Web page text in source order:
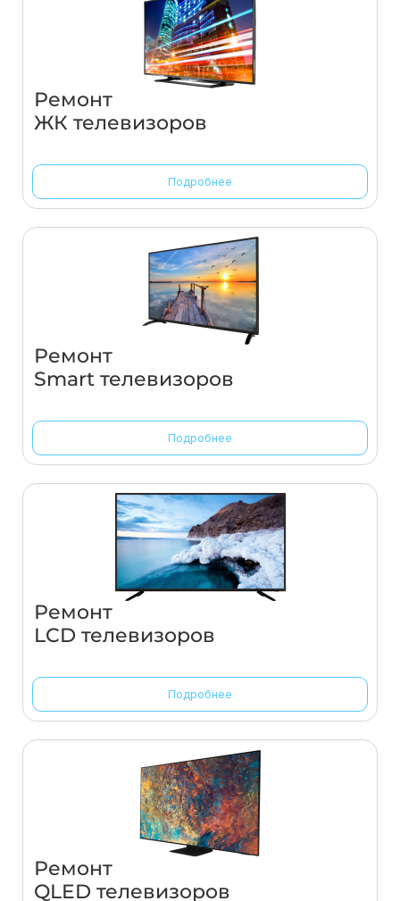
Ремонт
ЖК телевизоров
Подробнее
Ремонт
Smart телевизоров
Подробнее
Ремонт
LCD телевизоров
Подробнее
Ремонт
QLED телевизоров